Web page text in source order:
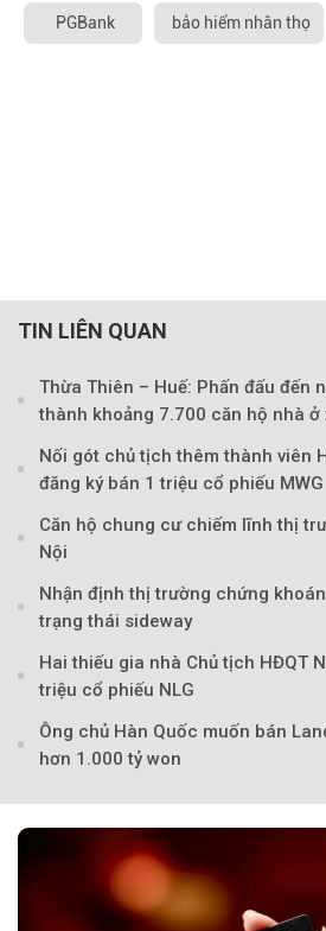
PGBank bảo hiểm nhân thọ
TIN LIÊN QUAN
Thừa Thiên – Huế: Phấn đấu đến
thành khoảng 7.700 căn hộ nhà ở
Nối gót chủ tịch thêm thành viên
đăng ký bán 1 triệu cổ phiếu MWG
Căn hộ chung cư chiếm lĩnh thị
Nội
Nhận định thị trường chứng
trạng thái sideway
Hai thiếu gia nhà Chủ tịch HĐQT
triệu cổ phiếu NLG
Ông chủ Hàn Quốc muốn bán
hơn 1.000 tỷ won